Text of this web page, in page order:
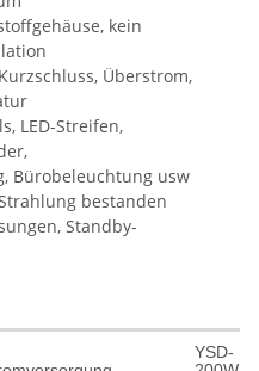
kein
Überstrom,
LED-Streifen,
Bürobeleuchtung usw
bestanden
Standby-
YSD-